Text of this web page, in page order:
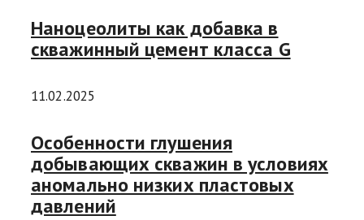
Наноцеолиты как добавка в
скважинный цемент класса G
11.02.2025
Особенности глушения
добывающих скважин в условиях
аномально низких пластовых
давлений